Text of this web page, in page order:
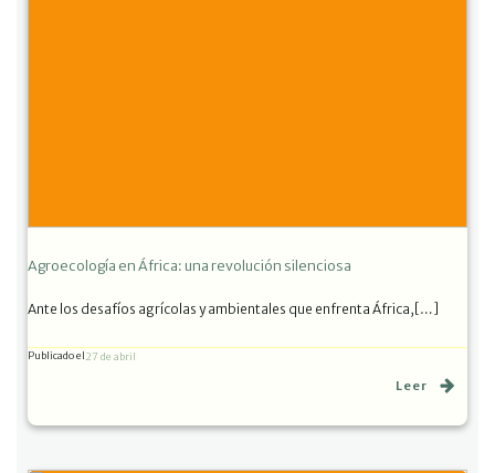
Agroecología en África: una revolución silenciosa
Ante los desafíos agrícolas y ambientales que enfrenta África,[…]
Publicado el27 de abril
Leer